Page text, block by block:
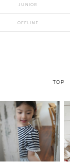
JUNIOR
OFFLINE
TOP